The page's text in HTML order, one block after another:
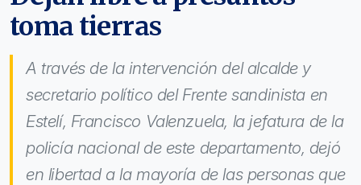
toma tierras
A través de la intervención del alcalde y
secretario político del Frente sandinista en
Estelí, Francisco Valenzuela, la jefatura de la
policía nacional de este departamento, dejó
en libertad a la mayoría de las personas que